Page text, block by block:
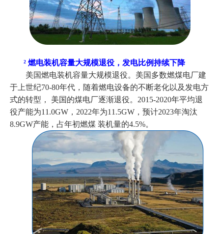
² 燃电装机容量大规模退役，发电比例持续下降
美国燃电装机容量大规模退役。美国多数燃煤电厂建
于上世纪70-80年代，随着燃电设备的不断老化以及发电方
式的转型， 美国的煤电厂逐渐退役。2015-2020年平均退
役产能为11.0GW，2022年为11.5GW，预计2023年淘汰
8.9GW产能，占年初燃煤 装机量的4.5%。